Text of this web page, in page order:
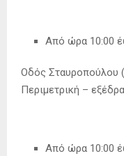
Από ώρα 10:00
Οδός Σταυροπούλου
Περιμετρική –
Από ώρα 10:00